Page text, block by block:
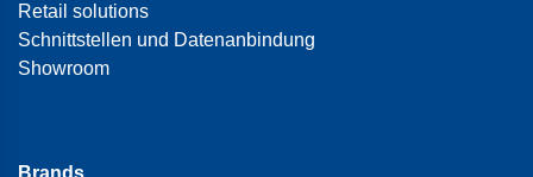
Retail solutions
Schnittstellen und Datenanbindung
Showroom
Brands